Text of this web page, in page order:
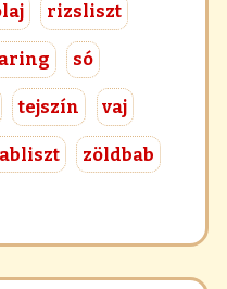
rizsliszt
só
tejszín vaj
zöldbab